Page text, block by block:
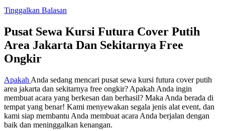
Tinggalkan Balasan
Pusat Sewa Kursi Futura Cover Putih
Area Jakarta Dan Sekitarnya Free
Ongkir
Apakah Anda sedang mencari pusat sewa kursi futura cover putih
area jakarta dan sekitarnya free ongkir? Apakah Anda ingin
membuat acara yang berkesan dan berhasil? Maka Anda berada di
tempat yang benar! Kami menyewakan segala jenis alat event, dan
kami siap membantu Anda membuat acara Anda berjalan dengan
baik dan meninggalkan kenangan.